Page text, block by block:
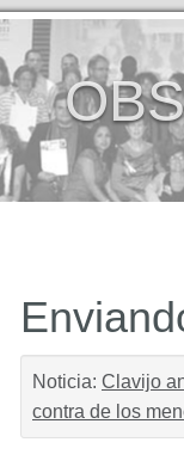
Noticia: Clavijo
contra de los